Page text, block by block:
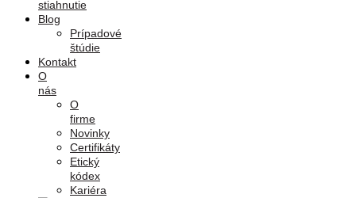
stiahnutie
Blog
Prípadové
štúdie
Kontakt
O
nás
O
firme
Novinky
Certifikáty
Etický
kódex
Kariéra